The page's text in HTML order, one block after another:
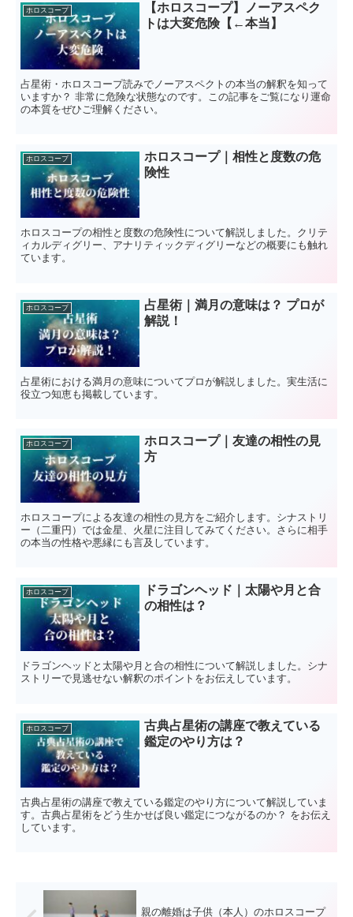
ホロスコープ
【ホロスコープ】ノーアスペク
トは大変危険【←本当】
占星術・ホロスコープ読みでノーアスペクトの本当の解釈を知って
いますか？ 非常に危険な状態なのです。この記事をご覧になり運命
の本質をぜひご理解ください。
ホロスコープ
ホロスコープ｜相性と度数の危
険性
ホロスコープの相性と度数の危険性について解説しました。クリテ
ィカルディグリー、アナリティックディグリーなどの概要にも触れ
ています。
ホロスコープ
占星術｜満月の意味は？ プロが
解説！
占星術における満月の意味についてプロが解説しました。実生活に
役立つ知恵も掲載しています。
ホロスコープ
ホロスコープ｜友達の相性の見
方
ホロスコープによる友達の相性の見方をご紹介します。シナストリ
ー（二重円）では金星、火星に注目してみてください。さらに相手
の本当の性格や悪縁にも言及しています。
ホロスコープ
ドラゴンヘッド｜太陽や月と合
の相性は？
ドラゴンヘッドと太陽や月と合の相性について解説しました。シナ
ストリーで見逃せない解釈のポイントをお伝えしています。
ホロスコープ
古典占星術の講座で教えている
鑑定のやり方は？
古典占星術の講座で教えている鑑定のやり方について解説していま
す。古典占星術をどう生かせば良い鑑定につながるのか？ をお伝え
しています。
親の離婚は子供（本人）のホロスコープ